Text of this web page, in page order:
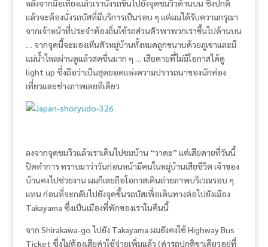
หลังจากมื้อเที่ยงแล้วเรานั่งรถขึ้นไปยังจุดชมวิวด้านบน ซึ่งปกติ
แล้วจะต้องนั่งรถบัสที่มีบริการเป็นรอบ ๆ แต่ผมได้รับความกรุณา
จากเจ้าหน้าที่ประจำท้องถิ่นใช้รถส่วนตัวพาพวกเราขึ้นไปด้านบน
… จากจุดนี้จะมองเห็นตัวหมู่บ้านทั้งหมดถูกขนาบด้วยภูเขาและมี
แม่น้ำไหลผ่านดูแล้วสดชื่นมาก ๆ … เสียดายที่ไม่มีโอกาสได้ดู
light up ซึ่งถือว่าเป็นสุดยอดแห่งความปรารถนาของนักท่อง
เที่ยวและช่างภาพเลยทีเดียว
ลงจากจุดชมวิวแล้วเราเดินไปชมบ้าน “วาดะ” แต่เสียดายที่วันนี้
ปิดทำการ ทราบมาว่าวันก่อนหน้ามีคนในหมู่บ้านเสียชีวิต เจ้าของ
บ้านคงไปช่วยงาน ผมก็เลยถือโอกาสเดินถ่ายภาพบริเวณรอบ ๆ
แทน ก่อนที่จะกลับไปยังจุดขึ้นรถบัสเพื่อเดินทางต่อไปยังเมือง
Takayama ซึ่งเป็นเมืองที่พักของเราในคืนนี้
จาก Shirakawa-go ไปยัง Takayama ผมยังคงใช้ Highway Bus
Ticket ซึ่งไม่ต้องเสียค่าใช้จ่ายเพิ่มแล้ว (ค่ารถปกติขาเดียวอยู่ที่